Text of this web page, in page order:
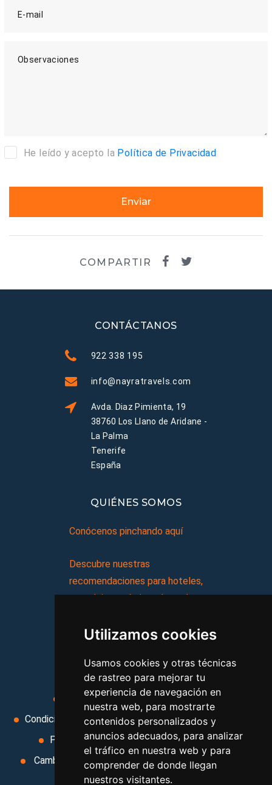
Utilizamos cookies
Usamos cookies y otras técnicas
de rastreo para mejorar tu
experiencia de navegación en
nuestra web, para mostrarte
contenidos personalizados y
anuncios adecuados, para analizar
el tráfico en nuestra web y para
comprender de donde llegan
nuestros visitantes.
E-mail
Observaciones
He leído y acepto la Política de Privacidad
Enviar
COMPARTIR
CONTÁCTANOS
922 338 195
info@nayratravels.com
Avda. Diaz Pimienta, 19
38760 Los Llano de Aridane -
La Palma
Tenerife
España
QUIÉNES SOMOS
Conócenos pinchando aquí
Descubre nuestras
recomendaciones para hoteles,
complejos turísticos, hostales,
viajes, y mucho más!
MI AGENCIA
Aviso legal
Condiciones de uso
Condiciones Generales
Ley de Viajes Combinados
Política de privacidad
Uso de cookies
Cambiar preferencias de cookies
Area privada
Contacto